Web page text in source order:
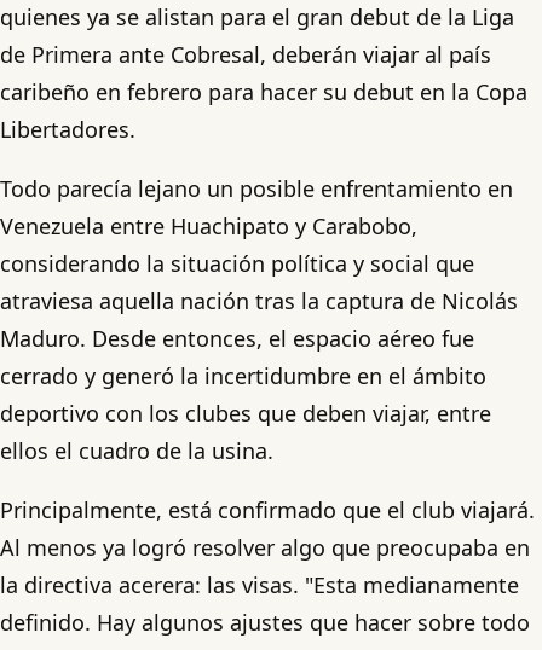
quienes ya se alistan para el gran debut de la Liga
de Primera ante Cobresal, deberán viajar al país
caribeño en febrero para hacer su debut en la Copa
Libertadores.
Todo parecía lejano un posible enfrentamiento en
Venezuela entre Huachipato y Carabobo,
considerando la situación política y social que
atraviesa aquella nación tras la captura de Nicolás
Maduro. Desde entonces, el espacio aéreo fue
cerrado y generó la incertidumbre en el ámbito
deportivo con los clubes que deben viajar, entre
ellos el cuadro de la usina.
Principalmente, está confirmado que el club viajará.
Al menos ya logró resolver algo que preocupaba en
la directiva acerera: las visas. "Esta medianamente
definido. Hay algunos ajustes que hacer sobre todo